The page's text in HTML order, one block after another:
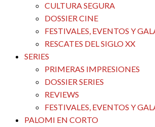
CULTURA SEGURA
DOSSIER CINE
FESTIVALES, EVENTOS Y
RESCATES DEL SIGLO XX
SERIES
PRIMERAS IMPRESIONES
DOSSIER SERIES
REVIEWS
FESTIVALES, EVENTOS Y
PALOMI EN CORTO